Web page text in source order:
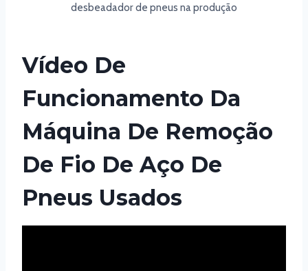
desbeadador de pneus na produção
Vídeo De
Funcionamento Da
Máquina De Remoção
De Fio De Aço De
Pneus Usados